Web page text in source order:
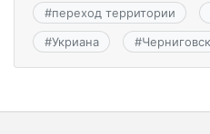
#переход территории
#Укриана #